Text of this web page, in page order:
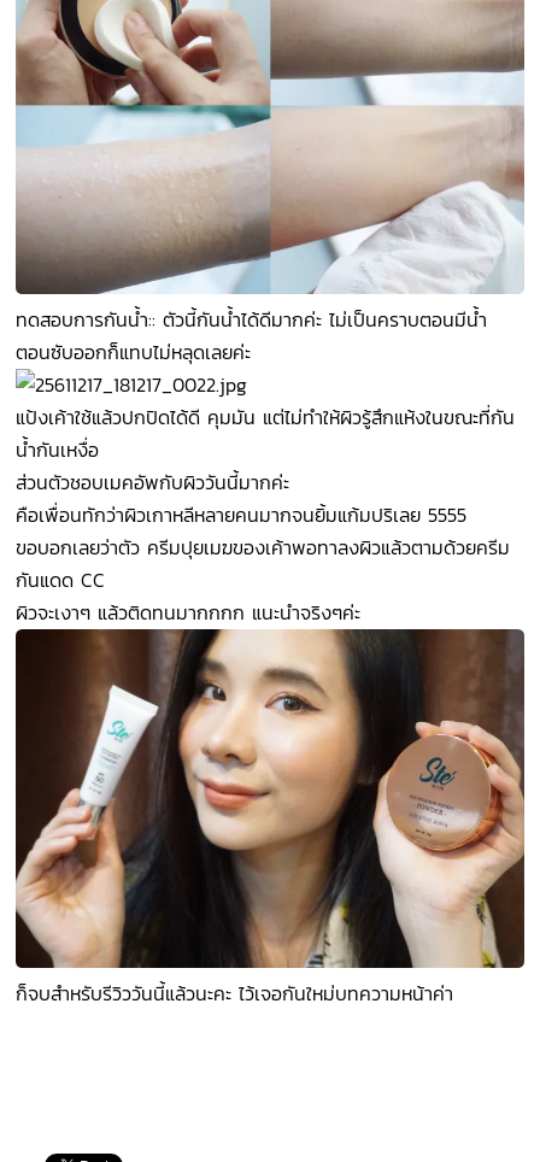
ทดสอบการกันน้ำ:: ตัวนี้กันน้ำได้ดีมากค่ะ ไม่เป็นคราบตอนมีน้ำ
ตอนซับออกก็แทบไม่หลุดเลยค่ะ
แป้งเค้าใช้แล้วปกปิดได้ดี คุมมัน แต่ไม่ทำให้ผิวรู้สึกแห้งในขณะที่กัน
น้ำกันเหงื่อ
ส่วนตัวชอบเมคอัพกับผิววันนี้มากค่ะ
คือเพื่อนทักว่าผิวเกาหลีหลายคนมากจนยิ้มแก้มปริเลย 5555
ขอบอกเลยว่าตัว ครีมปุยเมฆของเค้าพอทาลงผิวแล้วตามด้วยครีม
กันแดด CC
ผิวจะเงาๆ แล้วติดทนมากกกก แนะนำจริงๆค่ะ
ก็จบสำหรับรีวิววันนี้แล้วนะคะ ไว้เจอกันใหม่บทความหน้าค่า